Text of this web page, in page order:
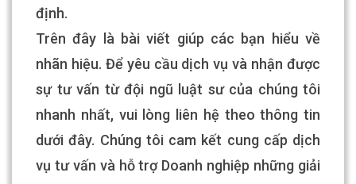
định.
Trên đây là bài viết giúp các bạn hiểu về
nhãn hiệu. Để yêu cầu dịch vụ và nhận được
sự tư vấn từ đội ngũ luật sư của chúng tôi
nhanh nhất, vui lòng liên hệ theo thông tin
dưới đây. Chúng tôi cam kết cung cấp dịch
vụ tư vấn và hỗ trợ Doanh nghiệp những giải